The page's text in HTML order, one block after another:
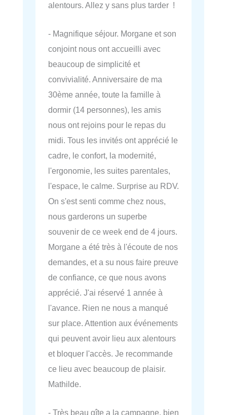
alentours. Allez y sans plus tarder !
- Magnifique séjour. Morgane et son
conjoint nous ont accueilli avec
beaucoup de simplicité et
convivialité. Anniversaire de ma
30ème année, toute la famille à
dormir (14 personnes), les amis
nous ont rejoins pour le repas du
midi. Tous les invités ont apprécié le
cadre, le confort, la modernité,
l'ergonomie, les suites parentales,
l'espace, le calme. Surprise au RDV.
On s'est senti comme chez nous,
nous garderons un superbe
souvenir de ce week end de 4 jours.
Morgane a été très à l'écoute de nos
demandes, et a su nous faire preuve
de confiance, ce que nous avons
apprécié. J'ai réservé 1 année à
l'avance. Rien ne nous a manqué
sur place. Attention aux événements
qui peuvent avoir lieu aux alentours
et bloquer l'accès. Je recommande
ce lieu avec beaucoup de plaisir.
Mathilde.
- Très beau gîte a la campagne, bien